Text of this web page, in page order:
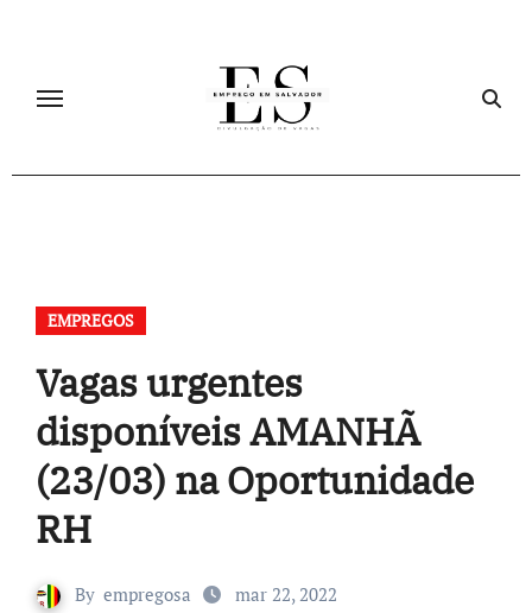
EMPREGOS
Vagas urgentes
disponíveis AMANHÃ
(23/03) na Oportunidade
RH
By empregosa mar 22, 2022